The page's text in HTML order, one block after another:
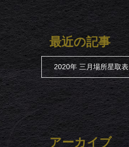
最近の記事
2020年 三月場所星取表
アーカイブ